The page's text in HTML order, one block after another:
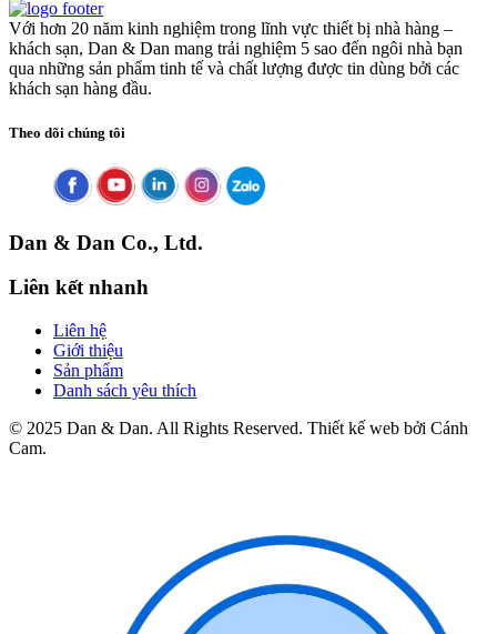
Với hơn 20 năm kinh nghiệm trong lĩnh vực thiết bị nhà hàng –
khách sạn, Dan & Dan mang trải nghiệm 5 sao đến ngôi nhà bạn
qua những sản phẩm tinh tế và chất lượng được tin dùng bởi các
khách sạn hàng đầu.
Theo dõi chúng tôi
Dan & Dan Co., Ltd.
Liên kết nhanh
Liên hệ
Giới thiệu
Sản phẩm
Danh sách yêu thích
© 2025 Dan & Dan. All Rights Reserved. Thiết kế web bởi Cánh
Cam.